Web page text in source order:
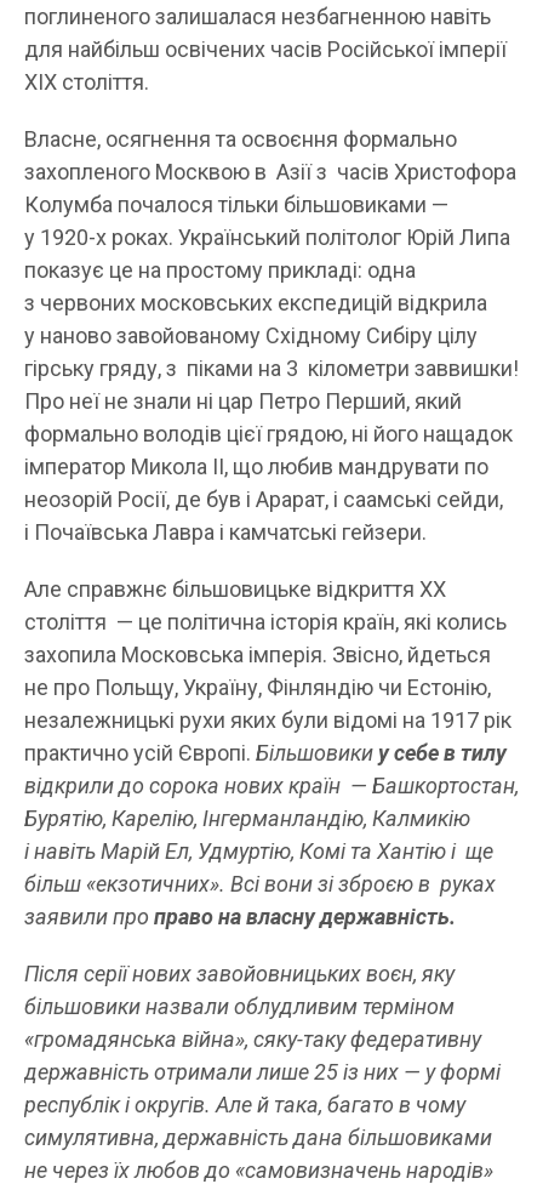
поглиненого залишалася незбагненною навіть
для найбільш освічених часів Російської імперії
ХІХ століття.
Власне, осягнення та освоєння формально
захопленого Москвою в Азії з часів Христофора
Колумба почалося тільки більшовиками —
у 1920-х роках. Український політолог Юрій Липа
показує це на простому прикладі: одна
з червоних московських експедицій відкрила
у наново завойованому Східному Сибіру цілу
гірську гряду, з піками на 3 кілометри заввишки!
Про неї не знали ні цар Петро Перший, який
формально володів цієї грядою, ні його нащадок
імператор Микола ІІ, що любив мандрувати по
неозорій Росії, де був і Арарат, і саамські сейди,
і Почаївська Лавра і камчатські гейзери.
Але справжнє більшовицьке відкриття ХХ
століття — це політична історія країн, які колись
захопила Московська імперія. Звісно, йдеться
не про Польщу, Україну, Фінляндію чи Естонію,
незалежницькі рухи яких були відомі на 1917 рік
практично усій Європі. Більшовики у себе в тилу
відкрили до сорока нових країн — Башкортостан,
Бурятію, Карелію, Інгерманландію, Калмикію
і навіть Марій Ел, Удмуртію, Комі та Хантію і ще
більш «екзотичних». Всі вони зі зброєю в руках
заявили про право на власну державність.
Після серії нових завойовницьких воєн, яку
більшовики назвали облудливим терміном
«громадянська війна», сяку-таку федеративну
державність отримали лише 25 із них — уформі
республік іокругів. Але й така, багато в чому
симулятивна, державність дана більшовиками
не через їх любов до «самовизначень народів»